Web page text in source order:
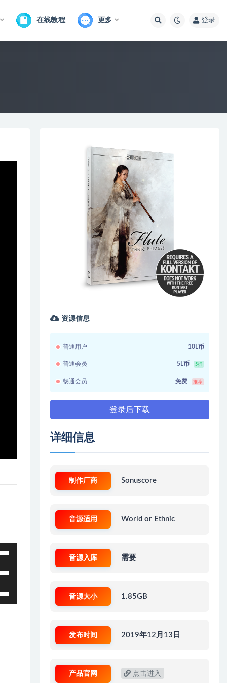
在线教程 更多 登录
资源信息
普通用户 10L币
普通会员 5L币 5折
畅通会员 免费 推荐
登录后下载
详细信息
制作厂商 Sonuscore
音源适用 World or Ethnic
音源入库 需要
音源大小 1.85GB
发布时间 2019年12月13日
产品官网 点击进入